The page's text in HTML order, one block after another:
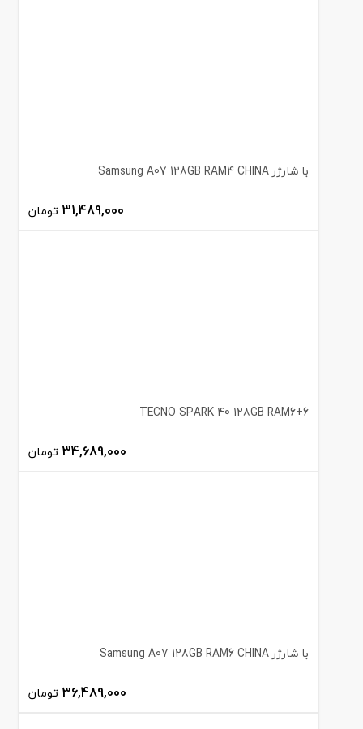
با شارژر Samsung A07 128GB RAM4 CHINA
31,489,000 تومان
TECNO SPARK 40 128GB RAM6+6
34,689,000 تومان
با شارژر Samsung A07 128GB RAM6 CHINA
36,489,000 تومان